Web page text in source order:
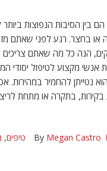
בין הסיבות הנפוצות
או בחצר. רגע לפני שאתם
הנה כל מה שאתם
אנשי מקצוע לטיפול יסודי
נטייתן להחמיר במהירות.
בתקרה או מתחת
By Megan Castro טיפים,